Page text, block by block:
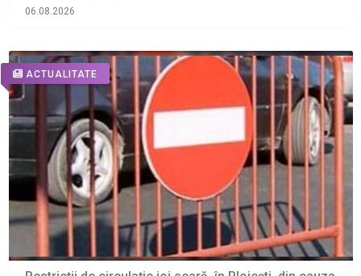
06.08.2026
ACTUALITATE